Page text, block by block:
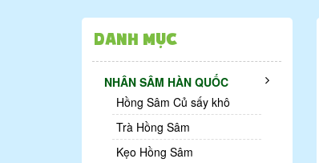
Danh mục
NHÂN SÂM HÀN QUỐC
Hồng Sâm Củ sấy khô
Trà Hồng Sâm
Kẹo Hồng Sâm